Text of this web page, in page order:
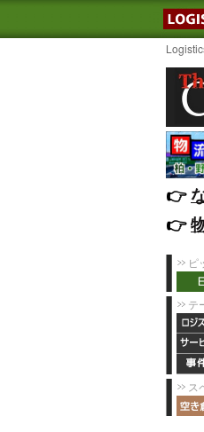
👉️
👉️
ピ
テ
ス